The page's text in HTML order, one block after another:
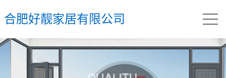
合肥好靓家居有限公司